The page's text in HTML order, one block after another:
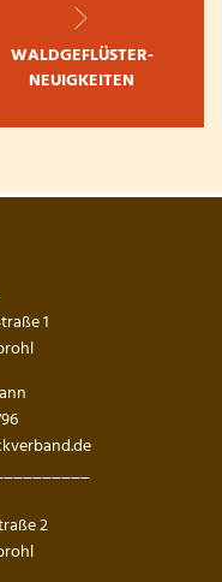
WALDGEFLÜSTER-
NEUIGKEITEN
1
2